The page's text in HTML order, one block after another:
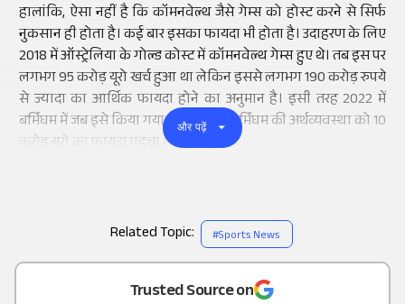
as a
Trusted Source on
हालांकि, ऐसा नहीं है कि कॉमनवेल्थ जैसे गेम्स को होस्ट करने से सिर्फ
नुकसान ही होता है। कई बार इसका फायदा भी होता है। उदाहरण के लिए
2018 में ऑस्ट्रेलिया के गोल्ड कोस्ट में कॉमनवेल्थ गेम्स हुए थे। तब इस पर
लगभग 95 करोड़ यूरो खर्च हुआ था लेकिन इससे लगभग 190 करोड़ रुपये
से ज्यादा का आर्थिक फायदा होने का अनुमान है। इसी तरह 2022 में
बर्मिंघम में जब इसे किया गया था तो इससे बर्मिंघम की अर्थव्यवस्था को 10
करोड़ यूरो का फायदा पहुंचा था।
और पढ़ें
Related Topic: #Sports News